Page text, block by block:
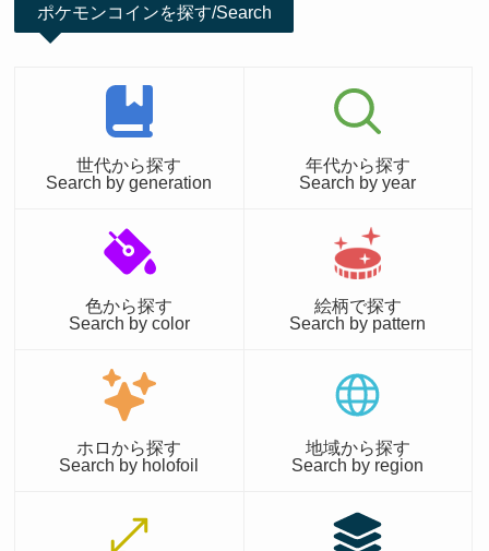
ポケモンコインを探す/Search
世代から探す
Search by generation
年代から探す
Search by year
色から探す
Search by color
絵柄で探す
Search by pattern
ホロから探す
Search by holofoil
地域から探す
Search by region